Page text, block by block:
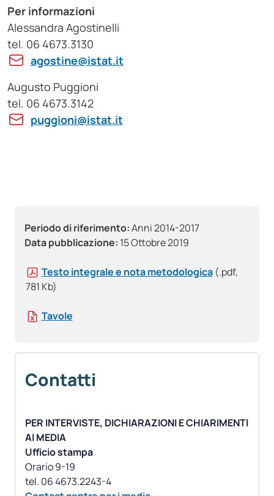
Periodo di riferimento:Anni 2014-2017
Data pubblicazione: 15 Ottobre 2019
Testo integrale e nota metodologica (.pdf,
781 Kb)
Tavole
Contatti
PER INTERVISTE, DICHIARAZIONI E CHIARIMENTI
AI MEDIA
Ufficio stampa
Orario 9-19
Per informazioni
Alessandra Agostinelli
tel. 06 4673.3130
agostine@istat.it
Augusto Puggioni
tel. 06 4673.3142
puggioni@istat.it